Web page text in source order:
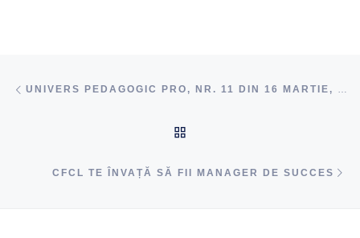
UNIVERS PEDAGOGIC PRO, NR. 11 DIN 16 MARTIE, 2023
CFCL TE ÎNVAȚĂ SĂ FII MANAGER DE SUCCES